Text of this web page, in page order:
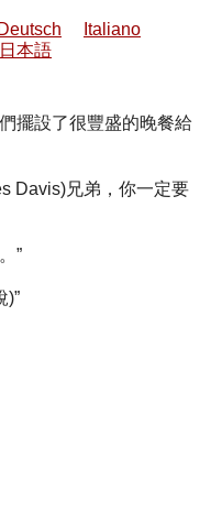
Deutsch
Italiano
日本語
擺設了很豐盛的晚餐給
Davis)兄弟，你一定要
”
)